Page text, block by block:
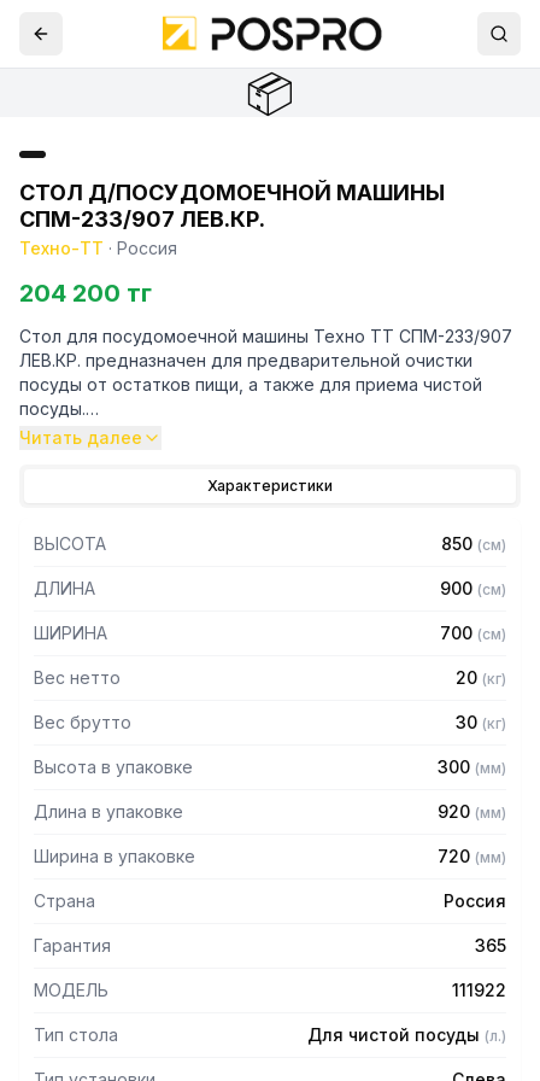
📦
СТОЛ Д/ПОСУДОМОЕЧНОЙ МАШИНЫ
СПМ-233/907 ЛЕВ.КР.
Техно-ТТ · Россия
204 200 тг
Стол для посудомоечной машины Техно ТТ СПМ-233/907
ЛЕВ.КР. предназначен для предварительной очистки
посуды от остатков пищи, а также для приема чистой
посуды.
— Столешница из нержавеющей стали марки AISI 304
толщиной 1,0 мм
— Каркас разборный из трубы 40х40 мм нержавеющей
стали марки AISI 430 толщиной 1,2 мм
0,8 мм
— Регулируемые опоры
Читать далее
Характеристики
ВЫСОТА 850 (см)
ДЛИНА 900 (см)
ШИРИНА 700 (см)
Вес нетто 20 (кг)
Вес брутто 30 (кг)
Высота в упаковке 300 (мм)
Длина в упаковке 920 (мм)
Ширина в упаковке 720 (мм)
Страна Россия
Гарантия 365
МОДЕЛЬ 111922
Тип стола Для чистой посуды (л.)